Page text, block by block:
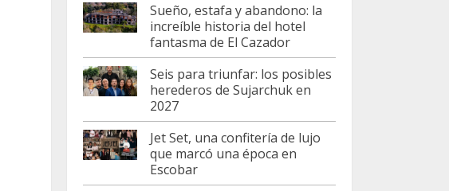
Sueño, estafa y abandono: la
increíble historia del hotel
fantasma de El Cazador
Seis para triunfar: los posibles
herederos de Sujarchuk en
2027
Jet Set, una confitería de lujo
que marcó una época en
Escobar